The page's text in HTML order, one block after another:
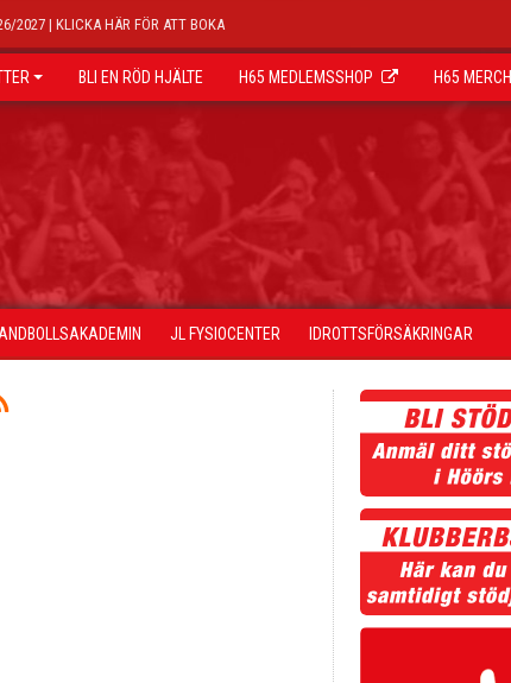
2027 | KLICKA HÄR FÖR ATT BOKA
BLI EN RÖD HJÄLTE H65 MEDLEMSSHOP H65 MERCH
JL FYSIOCENTER IDROTTSFÖRSÄKRINGAR